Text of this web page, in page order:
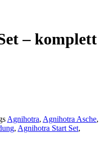
– komplett
Agnihotra, Agnihotra Asche,
, Agnihotra Start Set,